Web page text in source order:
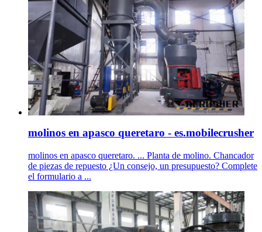
molinos en apasco queretaro - es.mobilecrusher
molinos en apasco queretaro. ... Planta de molino. Chancador
de piezas de repuesto ¿Un consejo, un presupuesto? Complete
el formulario a ...